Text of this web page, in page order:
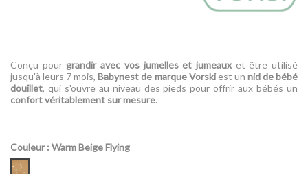
Conçu pour grandir avec vos jumelles et jumeauxet être utilisé
jusqu'à leurs 7 mois,Babynest de marque Vorskiest un nid de bébé
douillet, qui s'ouvre au niveau des pieds pour offrir aux bébés un
confort véritablement sur mesure.
Couleur: Warm Beige Flying
Warm Beige Flying